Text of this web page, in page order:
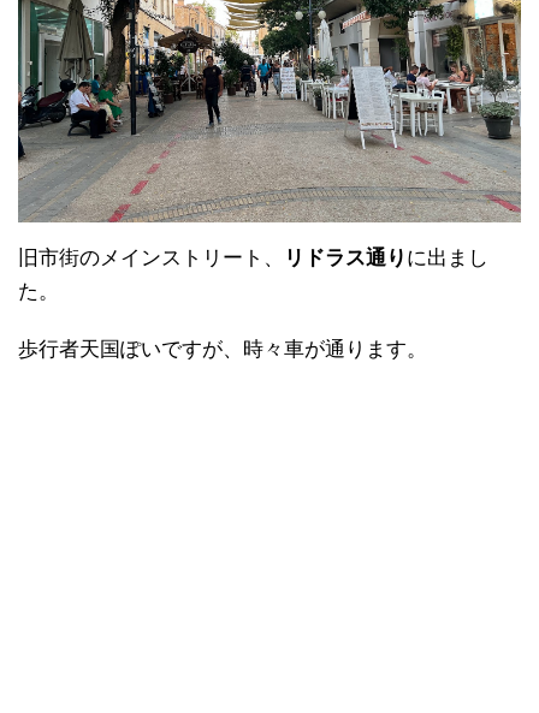
旧市街のメインストリート、 リドラス通り に出まし
た。
歩行者天国ぽいですが、時々車が通ります。